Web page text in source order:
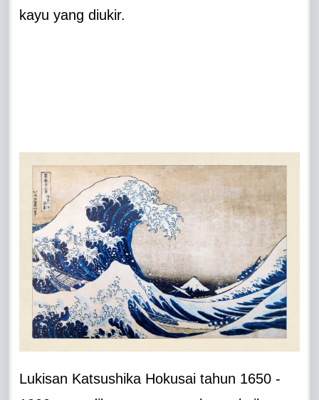
kayu yang diukir.
Lukisan Katsushika Hokusai tahun 1650 -